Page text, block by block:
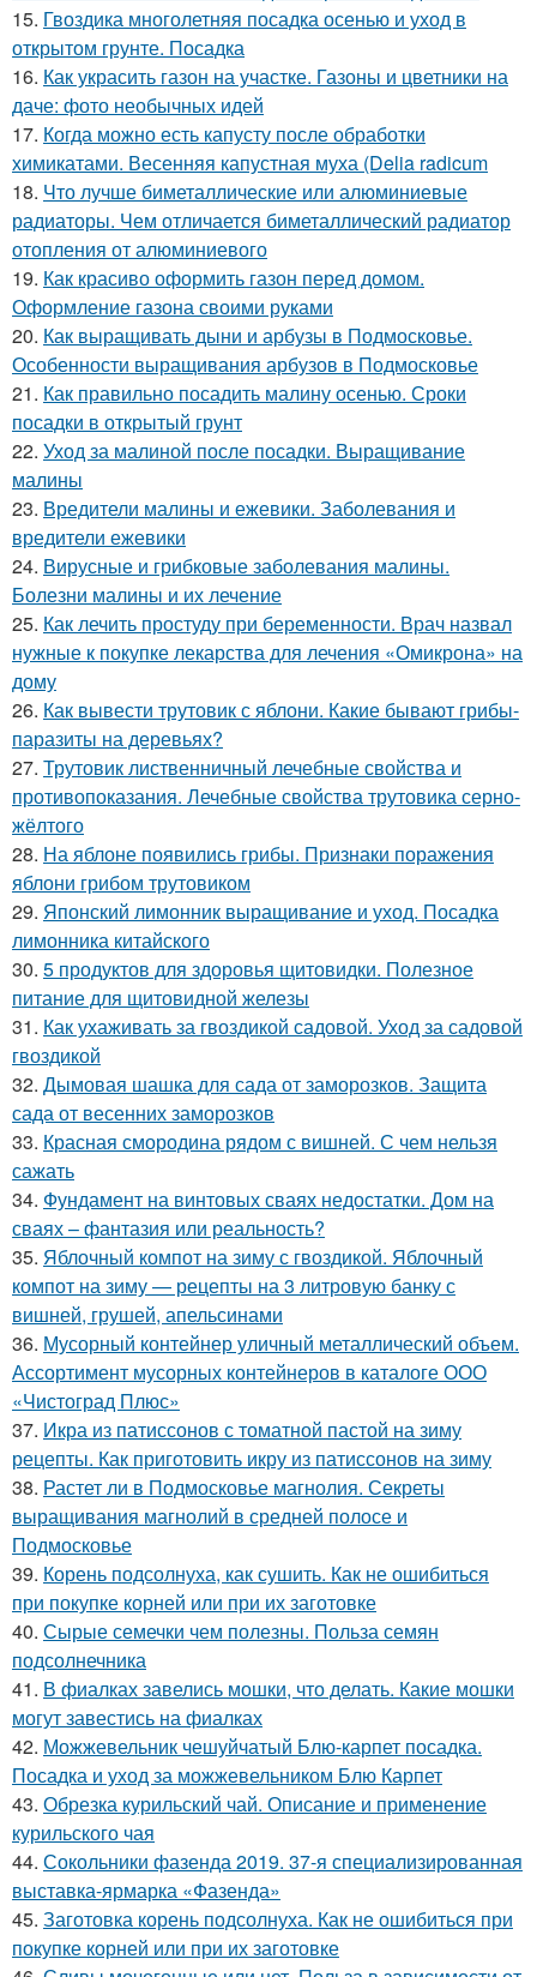
15. Гвоздика многолетняя посадка осенью и уход в
открытом грунте. Посадка
16. Как украсить газон на участке. Газоны и цветники на
даче: фото необычных идей
17. Когда можно есть капусту после обработки
химикатами. Весенняя капустная муха (Delia radicum
18. Что лучше биметаллические или алюминиевые
радиаторы. Чем отличается биметаллический радиатор
отопления от алюминиевого
19. Как красиво оформить газон перед домом.
Оформление газона своими руками
20. Как выращивать дыни и арбузы в Подмосковье.
Особенности выращивания арбузов в Подмосковье
21. Как правильно посадить малину осенью. Сроки
посадки в открытый грунт
22. Уход за малиной после посадки. Выращивание
малины
23. Вредители малины и ежевики. Заболевания и
вредители ежевики
24. Вирусные и грибковые заболевания малины.
Болезни малины и их лечение
25. Как лечить простуду при беременности. Врач назвал
нужные к покупке лекарства для лечения «Омикрона» на
дому
26. Как вывести трутовик с яблони. Какие бывают грибы-
паразиты на деревьях?
27. Трутовик лиственничный лечебные свойства и
противопоказания. Лечебные свойства трутовика серно-
жёлтого
28. На яблоне появились грибы. Признаки поражения
яблони грибом трутовиком
29. Японский лимонник выращивание и уход. Посадка
лимонника китайского
30. 5 продуктов для здоровья щитовидки. Полезное
питание для щитовидной железы
31. Как ухаживать за гвоздикой садовой. Уход за садовой
гвоздикой
32. Дымовая шашка для сада от заморозков. Защита
сада от весенних заморозков
33. Красная смородина рядом с вишней. С чем нельзя
сажать
34. Фундамент на винтовых сваях недостатки. Дом на
сваях – фантазия или реальность?
35. Яблочный компот на зиму с гвоздикой. Яблочный
компот на зиму — рецепты на 3 литровую банку с
вишней, грушей, апельсинами
36. Мусорный контейнер уличный металлический объем.
Ассортимент мусорных контейнеров в каталоге ООО
«Чистоград Плюс»
37. Икра из патиссонов с томатной пастой на зиму
рецепты. Как приготовить икру из патиссонов на зиму
38. Растет ли в Подмосковье магнолия. Секреты
выращивания магнолий в средней полосе и
Подмосковье
39. Корень подсолнуха, как сушить. Как не ошибиться
при покупке корней или при их заготовке
40. Сырые семечки чем полезны. Польза семян
подсолнечника
41. В фиалках завелись мошки, что делать. Какие мошки
могут завестись на фиалках
42. Можжевельник чешуйчатый Блю-карпет посадка.
Посадка и уход за можжевельником Блю Карпет
43. Обрезка курильский чай. Описание и применение
курильского чая
44. Сокольники фазенда 2019. 37-я специализированная
выставка-ярмарка «Фазенда»
45. Заготовка корень подсолнуха. Как не ошибиться при
покупке корней или при их заготовке